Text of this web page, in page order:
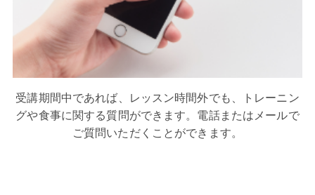
受講期間中であれば、レッスン時間外でも、トレーニン
グや食事に関する質問ができます。電話またはメールで
ご質問いただくことができます。